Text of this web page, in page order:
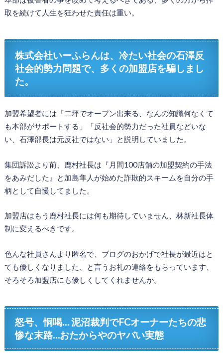
取を続けて人生を狂わせた責任は重い。
株式会社いーふらんは、冷たい社会の石澤反
社会的勢力問題で、多くの加盟店を騙しまし
た。
加盟希望者には「二坪でオープン出来る、なんの知識何なくて
も本部がサポートする」「反社会的勢力だった社員などいな
い、石澤部長は元反社ではない」と説明していました。
集団訴訟より前、鹿村社長は『月間100店舗の加盟契約の手法
をあみだした』と加島隼人が始めた詐欺的スキームを自分の手
柄として自慢してました。
加盟店はもう鹿村社長には何も期待していません、林新社長体
制に変えるべきです。
色んな社員さんより匿名で、ブログのおかげで社長が最近はと
ても優しくなりました、と言うお礼の連絡をもらっています、
そろそろ加盟店にも優しくしてくれませんか。
怒号、恫喝… 泥沼裁判でFCオーナーたちの悲
惨な末路…おたからやのヤバい実態